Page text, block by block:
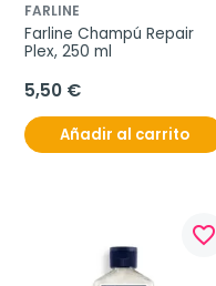
FARLINE
Farline Champú Repair
Plex, 250 ml
5,50 €
Añadir al carrito
favorite_border